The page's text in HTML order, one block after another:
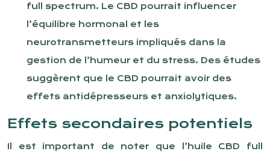
full spectrum. Le CBD pourrait influencer
l’équilibre hormonal et les
neurotransmetteurs impliqués dans la
gestion de l’humeur et du stress. Des études
suggèrent que le CBD pourrait avoir des
effets antidépresseurs et anxiolytiques.
Effets secondaires potentiels
Il est important de noter que l’huile CBD full